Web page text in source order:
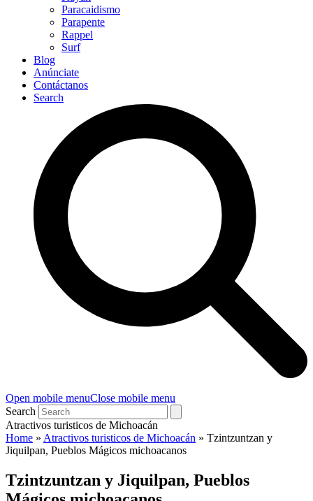
Paracaidismo
Parapente
Rappel
Surf
Blog
Anúnciate
Contáctanos
Search
Open mobile menuClose mobile menu
Search
Atractivos turisticos de Michoacán
Home » Atractivos turisticos de Michoacán » Tzintzuntzan y
Jiquilpan, Pueblos Mágicos michoacanos
Tzintzuntzan y Jiquilpan, Pueblos